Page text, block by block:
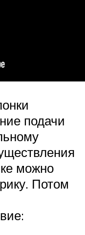
подачи
можно
Потом